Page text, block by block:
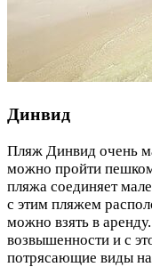
Динвид
Пляж Динвид очень
можно пройти
пляжа соединяет
с этим пляжем
можно взять в
возвышенности и с
потрясающие виды